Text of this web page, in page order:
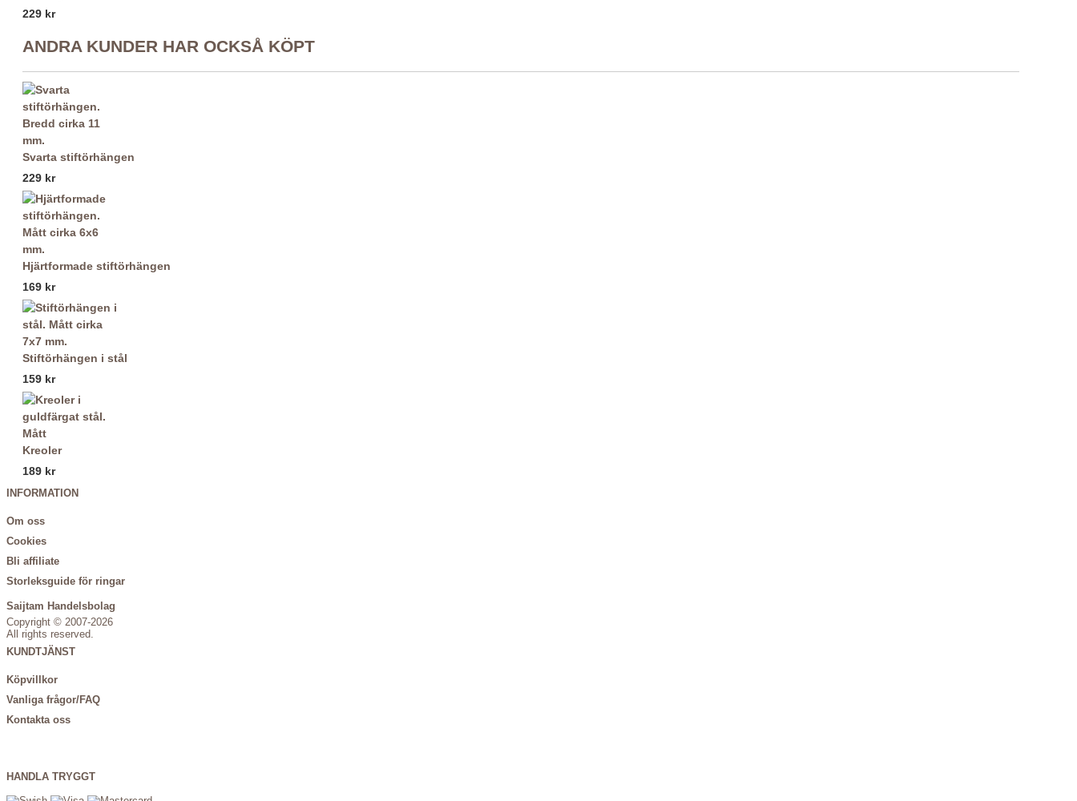
229 kr
ANDRA KUNDER HAR OCKSÅ KÖPT
Svarta stiftörhängen
229 kr
Hjärtformade stiftörhängen
169 kr
Stiftörhängen i stål
159 kr
Kreoler
189 kr
INFORMATION
Om oss
Cookies
Bli affiliate
Storleksguide för ringar
Saijtam Handelsbolag
Copyright © 2007-2026
All rights reserved.
KUNDTJÄNST
Köpvillkor
Vanliga frågor/FAQ
Kontakta oss
HANDLA TRYGGT